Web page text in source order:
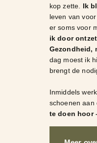
kop zette. Ik
leven van
er soms voor
ik door
Gezondheid,
dag moest ik
brengt de
Inmiddels
schoenen aan
te doen hoor